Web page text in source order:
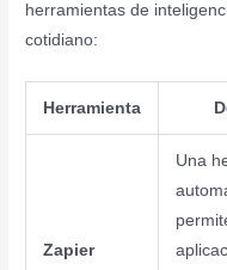
herramientas de
cotidiano:
Herramienta
Zapier
Una